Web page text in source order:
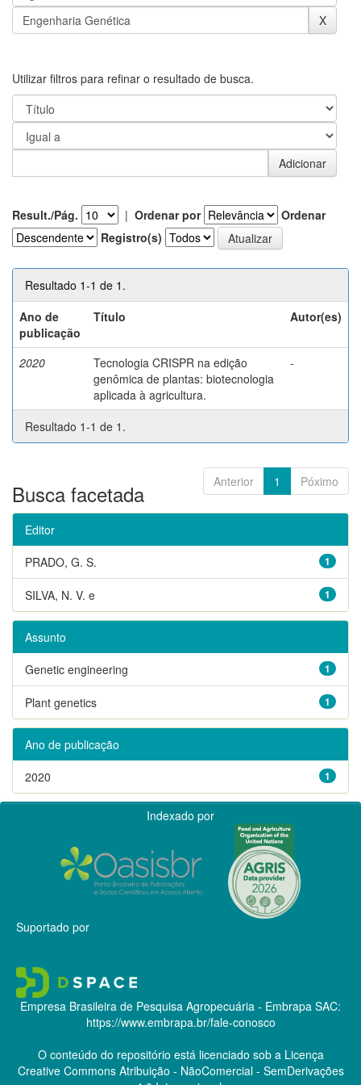
Utilizar filtros para refinar o resultado de busca.
Result./Pág. | Ordenar por
Ordenar
Registro(s)
Resultado 1-1 de 1.
Ano de
publicação
Título Autor(es)
2020
Tecnologia CRISPR na edição
genômica de plantas: biotecnologia
aplicada à agricultura.
-
Resultado 1-1 de 1.
Anterior 1 Póximo
Busca facetada
Editor
1
PRADO, G. S.
1
SILVA, N. V. e
Assunto
1
Genetic engineering
1
Plant genetics
Ano de publicação
1
2020
Indexado por
Suportado por
Empresa Brasileira de Pesquisa Agropecuária - Embrapa SAC:
https://www.embrapa.br/fale-conosco
O conteúdo do repositório está licenciado sob a Licença
Creative CommonsAtribuição - NãoComercial - SemDerivações